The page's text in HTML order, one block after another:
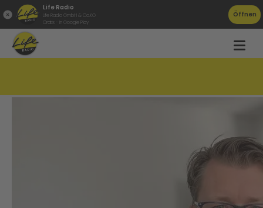
Life Radio
Life Radio GmbH & Co.KG
Gratis - in Google Play
Öffnen